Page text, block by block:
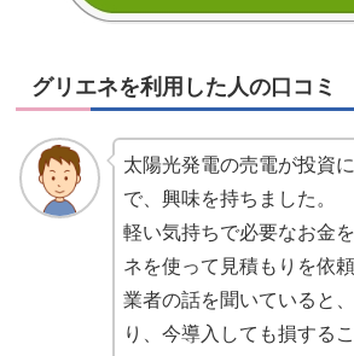
グリエネを利用した人の口コミ
太陽光発電の売電が投資
で、興味を持ちました。
軽い気持ちで必要なお金
ネを使って見積もりを依頼
業者の話を聞いていると
り、今導入しても損する